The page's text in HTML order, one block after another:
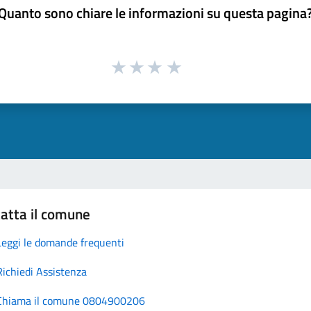
sono chiare le informazioni su questa
il comune
le domande frequenti
Assistenza
il comune 0804900206